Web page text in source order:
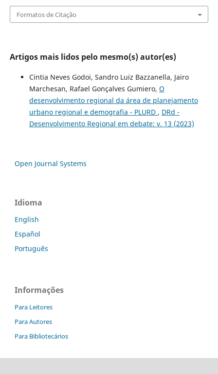
Formatos de Citação
Artigos mais lidos pelo mesmo(s) autor(es)
Cintia Neves Godoi, Sandro Luiz Bazzanella, Jairo
Marchesan, Rafael Gonçalves Gumiero, O
desenvolvimento regional da área de planejamento
urbano regional e demografia - PLURD , DRd -
Desenvolvimento Regional em debate: v. 13 (2023)
Open Journal Systems
Idioma
English
Español
Português
Informações
Para Leitores
Para Autores
Para Bibliotecários